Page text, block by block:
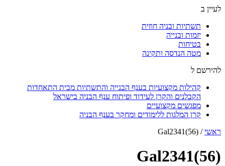
לעיין ב
תשתיות ובניה חוזית
יזמות ובנייה
בטיחות
מטה הנדסה ותקינה
להירשם ל
קהילות מקצועיות בענף הבנייה והתשתיות מבית התאחדות
הקבלנים והקרן לעידוד ופיתוח ענף הבניה בישראל
מפגשים מקצועיים
קרן המלגות ללימודים ומחקר בענף הבניה
ראשי/
Gal2341(56)
Gal2341(56)